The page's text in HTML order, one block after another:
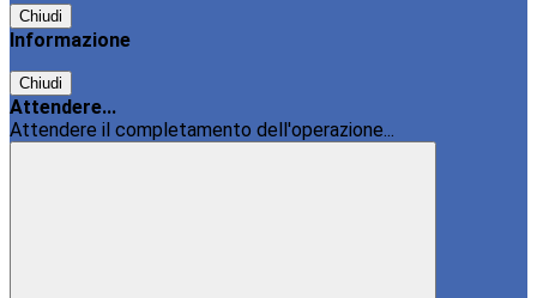
Chiudi
Informazione
Chiudi
Attendere...
Attendere il completamento dell'operazione...